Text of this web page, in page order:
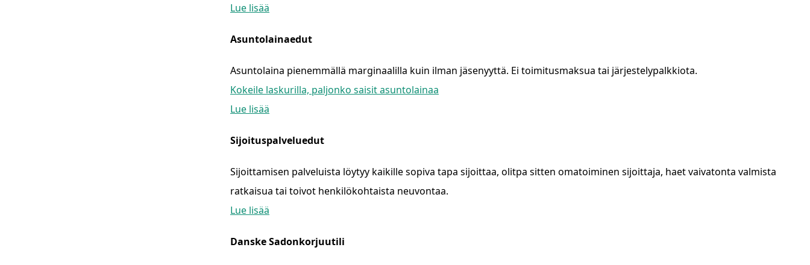
Lue lisää
Asuntolainaedut
Asuntolaina pienemmällä marginaalilla kuin ilman jäsenyyttä. Ei toimitusmaksua tai järjestelypalkkiota.
Kokeile laskurilla, paljonko saisit asuntolainaa
Lue lisää
Sijoituspalveluedut
Sijoittamisen palveluista löytyy kaikille sopiva tapa sijoittaa, olitpa sitten omatoiminen sijoittaja, haet vaivatonta valmista
ratkaisua tai toivot henkilökohtaista neuvontaa.
Lue lisää
Danske Sadonkorjuutili